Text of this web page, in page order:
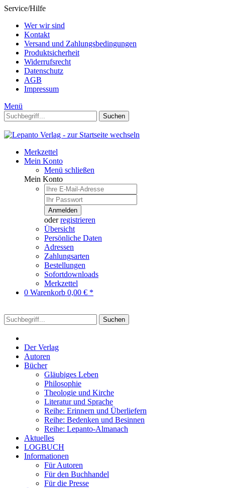
Service/Hilfe
Wer wir sind
Kontakt
Versand und Zahlungsbedingungen
Produktsicherheit
Widerrufsrecht
Datenschutz
AGB
Impressum
Menü
Suchen
Merkzettel
Mein Konto
Menü schließen
Mein Konto
Anmelden
oderregistrieren
Übersicht
Persönliche Daten
Adressen
Zahlungsarten
Bestellungen
Sofortdownloads
Merkzettel
0 Warenkorb 0,00 € *
Suchen
Der Verlag
Autoren
Bücher
Gläubiges Leben
Philosophie
Theologie und Kirche
Literatur und Sprache
Reihe: Erinnern und Überliefern
Reihe: Bedenken und Besinnen
Reihe: Lepanto-Almanach
Aktuelles
LOGBUCH
Informationen
Für Autoren
Für den Buchhandel
Für die Presse